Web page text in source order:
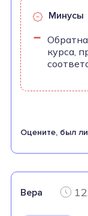
Минусы
курса,
Оцените, был
Вера